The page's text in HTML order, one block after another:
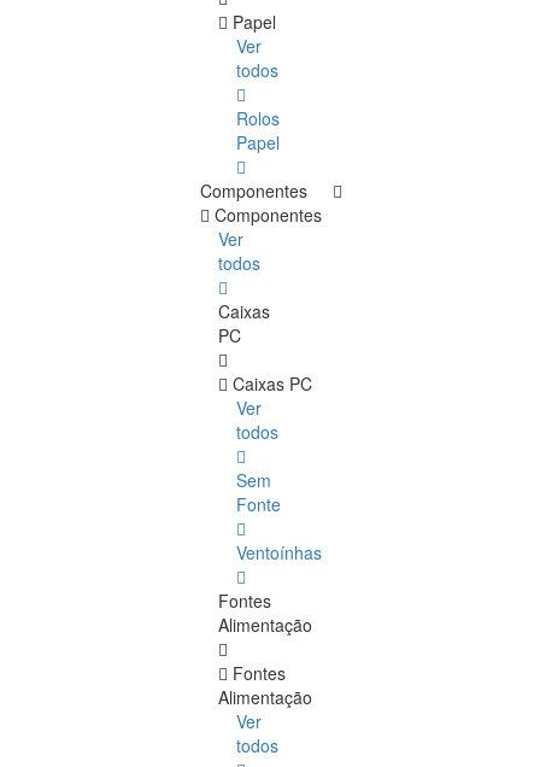
Papel
Ver
todos
Rolos
Papel
Componentes
Componentes
Ver
todos
Caixas
PC
Caixas PC
Ver
todos
Sem
Fonte
Ventoínhas
Fontes
Alimentação
Fontes
Alimentação
Ver
todos